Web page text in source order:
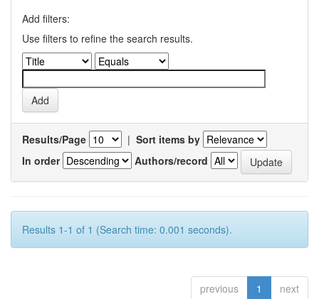
Add filters:
Use filters to refine the search results.
Results/Page | Sort items by
In order
Authors/record
Results 1-1 of 1 (Search time: 0.001 seconds).
previous 1 next